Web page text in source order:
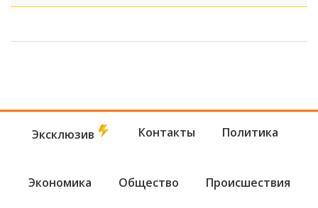
Эксклюзив Контакты Политика
Экономика Общество Происшествия